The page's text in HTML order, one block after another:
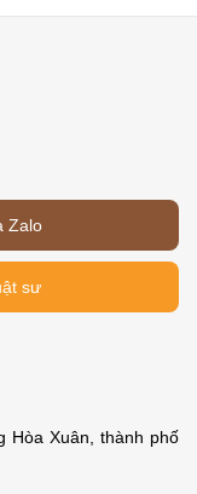
Zalo
sư
Hòa Xuân, thành phố